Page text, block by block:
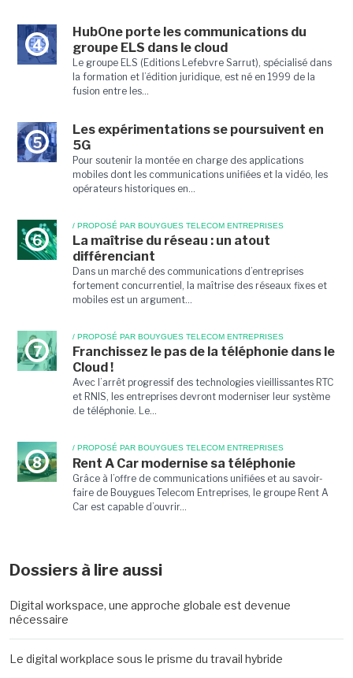
4
HubOne porte les communications du
groupe ELS dans le cloud
Le groupe ELS (Editions Lefebvre Sarrut), spécialisé dans
la formation et l’édition juridique, est né en 1999 de la
fusion entre les...
5
Les expérimentations se poursuivent en
5G
Pour soutenir la montée en charge des applications
mobiles dont les communications unifiées et la vidéo, les
opérateurs historiques en...
6
/ PROPOSÉ PAR BOUYGUES TELECOM ENTREPRISES
La maîtrise du réseau : un atout
différenciant
Dans un marché des communications d’entreprises
fortement concurrentiel, la maîtrise des réseaux fixes et
mobiles est un argument...
7
/ PROPOSÉ PAR BOUYGUES TELECOM ENTREPRISES
Franchissez le pas de la téléphonie dans le
Cloud !
Avec l’arrêt progressif des technologies vieillissantes RTC
et RNIS, les entreprises devront moderniser leur système
de téléphonie. Le...
8
/ PROPOSÉ PAR BOUYGUES TELECOM ENTREPRISES
Rent A Car modernise sa téléphonie
Grâce à l’offre de communications unifiées et au savoir-
faire de Bouygues Telecom Entreprises, le groupe Rent A
Car est capable d’ouvrir...
Dossiers à lire aussi
Digital workspace, une approche globale est devenue
nécessaire
Le digital workplace sous le prisme du travail hybride